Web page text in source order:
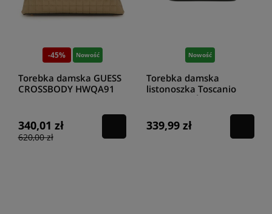
-45% Nowość
Torebka damska GUESS
CROSSBODY HWQA91
340,01 zł
620,00 zł
Nowość
Torebka damska
listonoszka Toscanio
F113 ZIELEŃ D14
339,99 zł